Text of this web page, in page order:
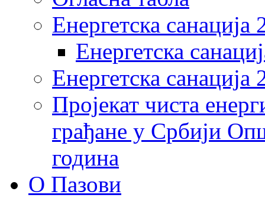
Енергетска санација
Енергетска
Енергетска
Пројекат чиста
грађане у Србији
година
О Пазови